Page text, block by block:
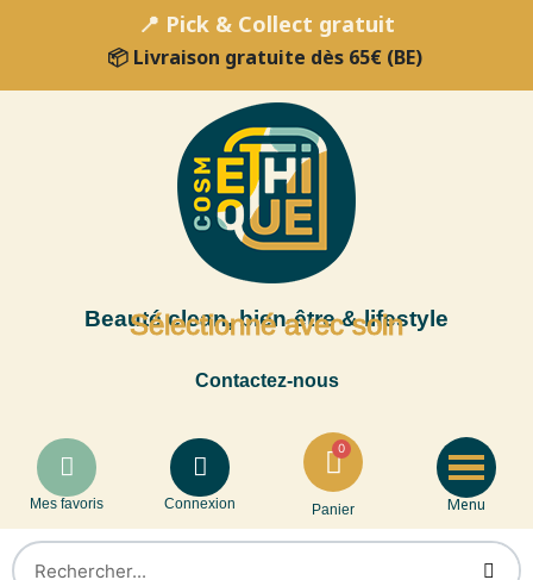
📍 Pick & Collect gratuit
📦 Livraison gratuite dès 65€ (BE)
Beauté clean, bien-être & lifestyle
Sélectionné avec soin
Contactez-nous
Mes favoris Connexion Panier Menu